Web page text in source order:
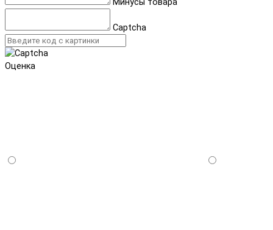
Минусы товара
Captcha
Оценка